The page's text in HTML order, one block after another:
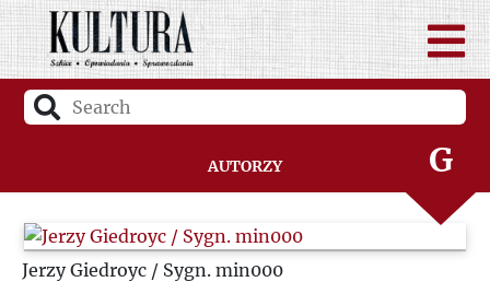
Autorzy
D
F
G
H
Jerzy Giedroyc / Sygn. min000
A
B
C
D